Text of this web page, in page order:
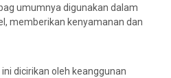
umumnya digunakan dalam
memberikan kenyamanan dan
dicirikan oleh keanggunan